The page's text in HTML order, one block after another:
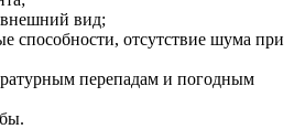
вид;
способности, отсутствие шума при
перепадам и погодным